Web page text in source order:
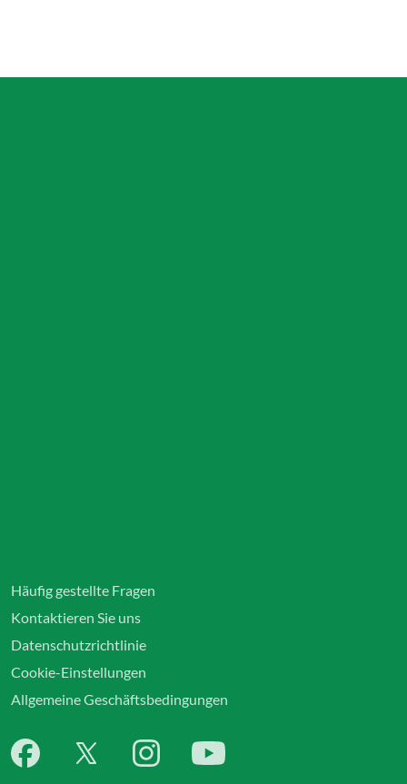
Häufig gestellte Fragen
Kontaktieren Sie uns
Datenschutzrichtlinie
Cookie-Einstellungen
Allgemeine Geschäftsbedingungen